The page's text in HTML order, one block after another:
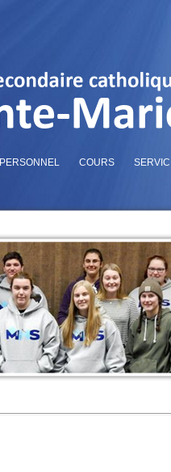
PERSONNEL COURS